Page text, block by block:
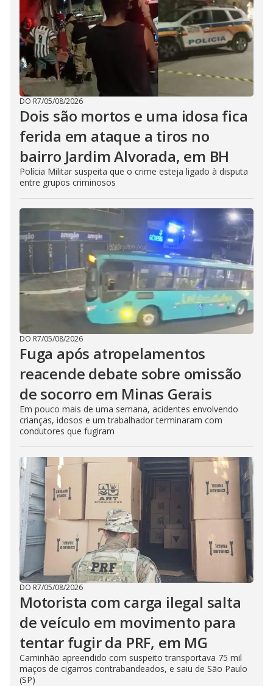
DO R7/05/08/2026
Dois são mortos e uma idosa fica
ferida em ataque a tiros no
bairro Jardim Alvorada, em BH
Polícia Militar suspeita que o crime esteja ligado à disputa
entre grupos criminosos
DO R7/05/08/2026
Fuga após atropelamentos
reacende debate sobre omissão
de socorro em Minas Gerais
Em pouco mais de uma semana, acidentes envolvendo
crianças, idosos e um trabalhador terminaram com
condutores que fugiram
DO R7/05/08/2026
Motorista com carga ilegal salta
de veículo em movimento para
tentar fugir da PRF, em MG
Caminhão apreendido com suspeito transportava 75 mil
maços de cigarros contrabandeados, e saiu de São Paulo
(SP)